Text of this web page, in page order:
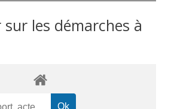
les démarches à